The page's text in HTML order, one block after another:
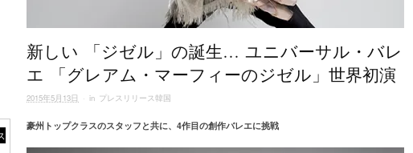
新しい 「ジゼル」の誕生… ユニバーサル・バレ
エ 「グレアム・マーフィーのジゼル」世界初演
2015年5月13日 · in プレスリリース韓国
豪州トップクラスのスタッフと共に、4作目の創作バレエに挑戦